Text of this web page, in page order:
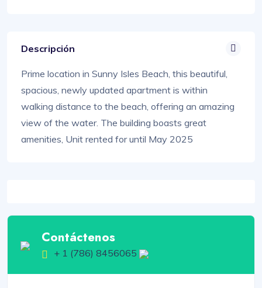
Descripción
Prime location in Sunny Isles Beach, this beautiful,
spacious, newly updated apartment is within
walking distance to the beach, offering an amazing
view of the water. The building boasts great
amenities, Unit rented for until May 2025
Contáctenos
+ 1 (786) 8456065